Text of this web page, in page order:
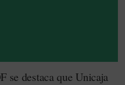
se destaca que Unicaja